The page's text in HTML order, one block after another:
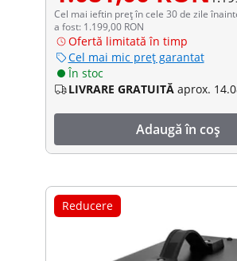
Cel mai ieftin preț în cele 30 de zile
a fost: 1.199,00 RON
Ofertă limitată în timp
Cel mai mic preț garantat
În stoc
LIVRARE GRATUITĂ aprox.
Adaugă în coș
Reducere